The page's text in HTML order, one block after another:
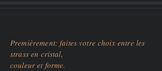
Premièrement: faites votre choix entre les
strass en cristal,
couleur et forme.